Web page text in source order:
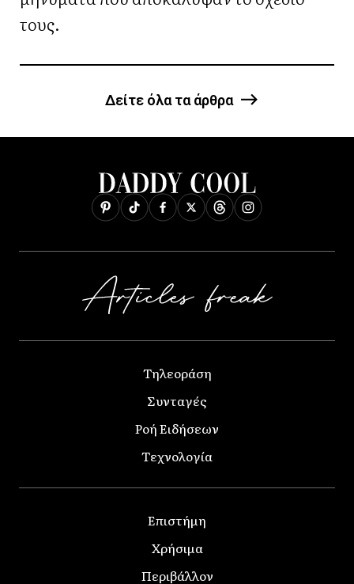
τους.
Δείτε όλα τα άρθρα
Τηλεοράση
Συνταγές
Ροή Ειδήσεων
Τεχνολογία
Επιστήμη
Χρήσιμα
Περιβάλλον